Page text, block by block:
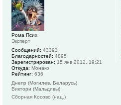
Рома Псих
Эксперт
Сообщений: 43393
Благодарностей: 4895
Зарегистрирован: 15 янв 2012, 19:21
Откуда: Монако
Рейтинг: 636
Днепр (Могилев, Беларусь)
Виктори (Мальдивы)
Сборная Косово (нац.)